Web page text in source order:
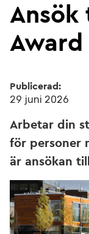
Ansök
Award
Publicerad:
29 juni 2026
Arbetar din
för personer
är ansökan